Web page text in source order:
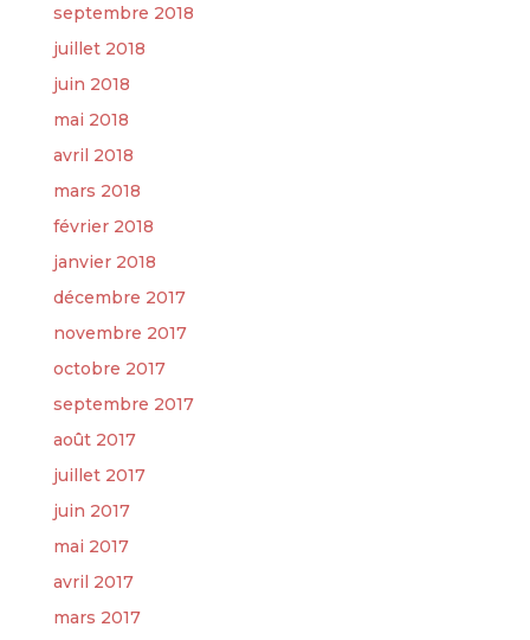
septembre 2018
juillet 2018
juin 2018
mai 2018
avril 2018
mars 2018
février 2018
janvier 2018
décembre 2017
novembre 2017
octobre 2017
septembre 2017
août 2017
juillet 2017
juin 2017
mai 2017
avril 2017
mars 2017